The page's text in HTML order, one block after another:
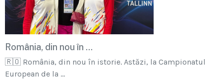
România, din nou în ...
🇷🇴 România, din nou în istorie. Astăzi, la Campionatul
European de la ...